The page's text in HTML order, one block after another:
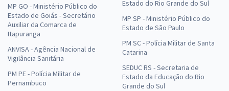
MP GO - Ministério Público do
Estado de Goiás - Secretário
Auxiliar da Comarca de
Itapuranga
ANVISA - Agência Nacional de
Vigilância Sanitária
PM PE - Polícia Militar de
Pernambuco
Estado do Rio Grande do Sul
MP SP - Ministério Público do
Estado de São Paulo
PM SC - Polícia Militar de Santa
Catarina
SEDUC RS - Secretaria de
Estado da Educação do Rio
Grande do Sul